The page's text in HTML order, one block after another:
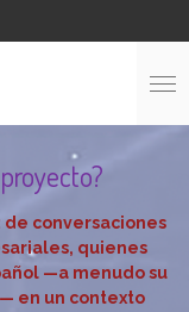
de conversaciones
quienes
—a menudo su
en un contexto